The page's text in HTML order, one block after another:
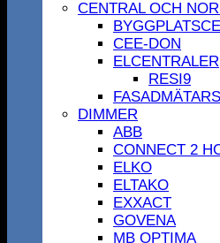
CENTRAL OCH
CEE-DON
ELCENTRALER
RESI9
DIMMER
ABB
CONNECT 2
ELKO
ELTAKO
EXXACT
GOVENA
MB OPTIMA